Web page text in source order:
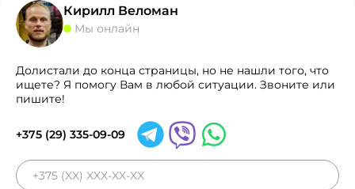
Кирилл Веломан
Мы онлайн
Долистали до конца страницы, но не нашли того, что
ищете? Я помогу Вам в любой ситуации. Звоните или
пишите!
+375 (29) 335-09-09